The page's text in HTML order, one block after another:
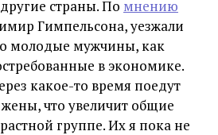
страны. По мнению
Гимпельсона, уезжали
молодые мужчины, как
в экономике.
какое-то время поедут
что увеличит общие
группе. Их я пока не